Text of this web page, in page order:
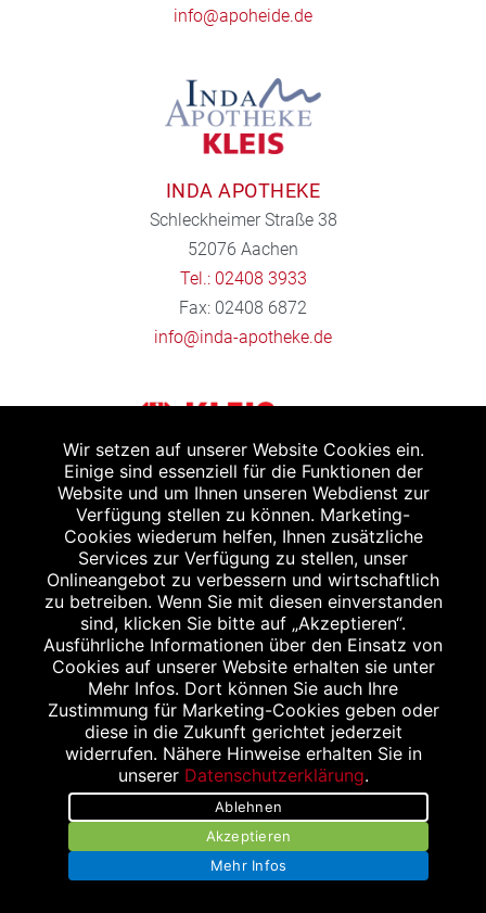
info@apoheide.de
INDA APOTHEKE
Schleckheimer Straße 38
52076 Aachen
Tel.: 02408 3933
Fax: 02408 6872
info@inda-apotheke.de
SANITÄTSHAUS & OT KLEIS
Fuggerstraße 21-25
52152 Simmerath
Tel.: 02473 68 97 66
Fax: 02473 68 97 65
TRI-O-MED GMBH
Aachener Str. 30
52249 Eschweiler
Tel.: 02403 78 84 0
Fax: 02403 78 84 19
Wir setzen auf unserer Website Cookies ein.
Einige sind essenziell für die Funktionen der
Website und um Ihnen unseren Webdienst zur
Verfügung stellen zu können. Marketing-
Cookies wiederum helfen, Ihnen zusätzliche
Services zur Verfügung zu stellen, unser
Onlineangebot zu verbessern und wirtschaftlich
zu betreiben. Wenn Sie mit diesen einverstanden
sind, klicken Sie bitte auf „Akzeptieren“.
Ausführliche Informationen über den Einsatz von
Cookies auf unserer Website erhalten sie unter
Mehr Infos. Dort können Sie auch Ihre
Zustimmung für Marketing-Cookies geben oder
diese in die Zukunft gerichtet jederzeit
widerrufen. Nähere Hinweise erhalten Sie in
unserer Datenschutzerklärung.
Ablehnen
Akzeptieren
Mehr Infos